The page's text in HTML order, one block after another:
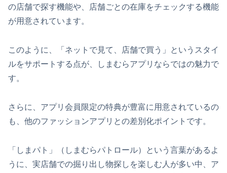
の店舗で探す機能や、店舗ごとの在庫をチェックする機能
が用意されています。
このように、「ネットで見て、店舗で買う」というスタイ
ルをサポートする点が、しまむらアプリならではの魅力で
す。
さらに、アプリ会員限定の特典が豊富に用意されているの
も、他のファッションアプリとの差別化ポイントです。
「しまパト」（しまむらパトロール）という言葉があるよ
うに、実店舗での掘り出し物探しを楽しむ人が多い中、ア